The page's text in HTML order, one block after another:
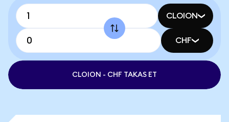
CLOION
CHF
CLOION - CHF TAKAS ET